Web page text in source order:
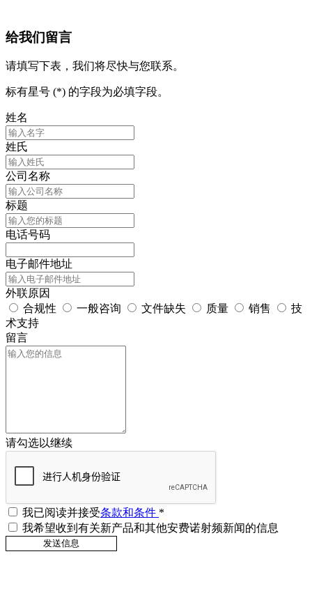
给我们留言
请填写下表，我们将尽快与您联系。
标有星号 (*) 的字段为必填字段。
姓名
姓氏
公司名称
标题
电话号码
电子邮件地址
外联原因
合规性
一般咨询 文件缺失 质量 销售
技
术支持
留言
请勾选以继续
我已阅读并接受条款和条件 *
我希望收到有关新产品和其他安费诺射频新闻的信息